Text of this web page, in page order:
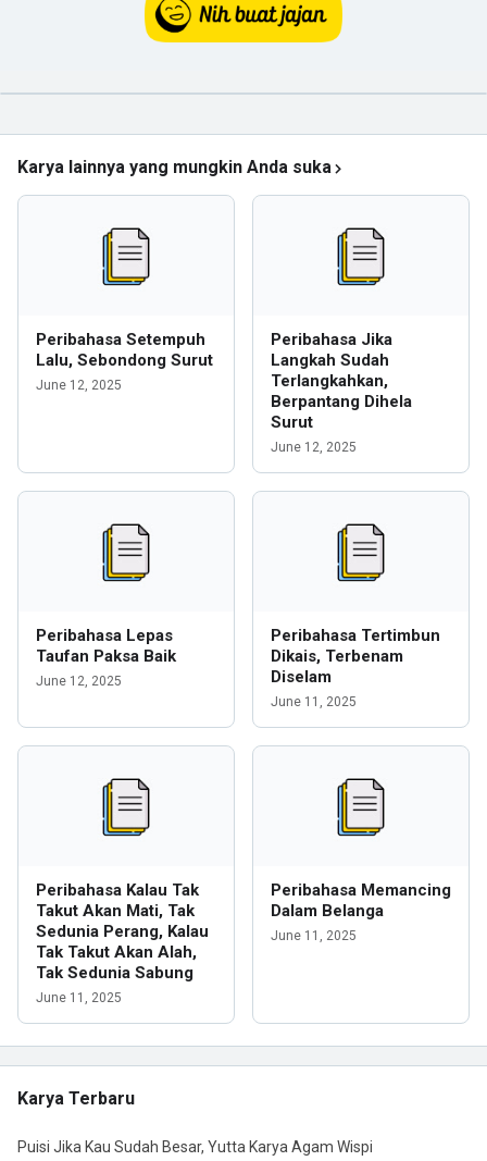
Karya lainnya yang mungkin Anda suka
Peribahasa Setempuh
Lalu, Sebondong Surut
June 12, 2025
Peribahasa Jika
Langkah Sudah
Terlangkahkan,
Berpantang Dihela
Surut
June 12, 2025
Peribahasa Lepas
Taufan Paksa Baik
June 12, 2025
Peribahasa Tertimbun
Dikais, Terbenam
Diselam
June 11, 2025
Peribahasa Kalau Tak
Takut Akan Mati, Tak
Sedunia Perang, Kalau
Tak Takut Akan Alah,
Tak Sedunia Sabung
June 11, 2025
Peribahasa Memancing
Dalam Belanga
June 11, 2025
Karya Terbaru
Puisi Jika Kau Sudah Besar, Yutta Karya Agam Wispi